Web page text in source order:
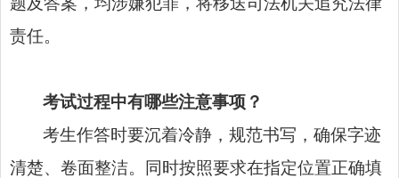
责任。
考试过程中有哪些注意事项？
考生作答时要沉着冷静，规范书写，确保字迹
清楚、卷面整洁。同时按照要求在指定位置正确填